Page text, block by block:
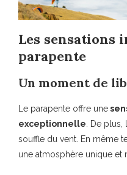
Les sensations
parapente
Un moment de
Le parapente offre une
exceptionnelle . De
souffle du vent. En même
une atmosphère unique et